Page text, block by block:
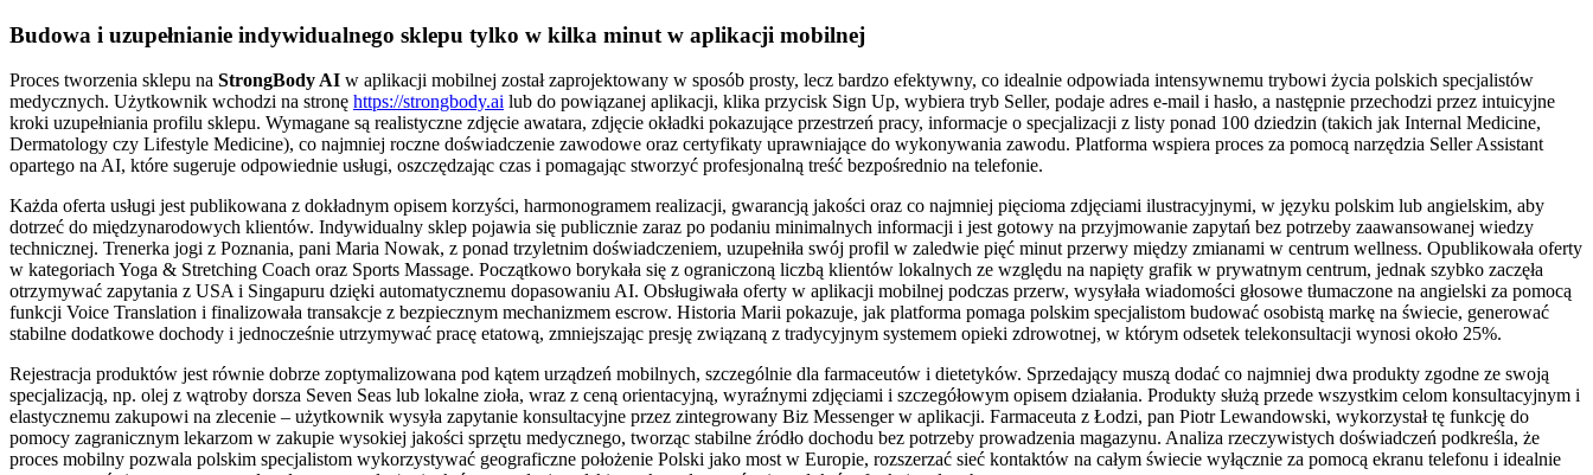
Budowa i uzupełnianie indywidualnego sklepu tylko w kilka minut w aplikacji mobilnej
Proces tworzenia sklepu na StrongBody AI w aplikacji mobilnej został zaprojektowany w sposób prosty, lecz bardzo efektywny, co idealnie odpowiada intensywnemu trybowi życia polskich specjalistów
medycznych. Użytkownik wchodzi na stronę https://strongbody.ai lub do powiązanej aplikacji, klika przycisk Sign Up, wybiera tryb Seller, podaje adres e-mail i hasło, a następnie przechodzi przez intuicyjne
kroki uzupełniania profilu sklepu. Wymagane są realistyczne zdjęcie awatara, zdjęcie okładki pokazujące przestrzeń pracy, informacje o specjalizacji z listy ponad 100 dziedzin (takich jak Internal Medicine,
Dermatology czy Lifestyle Medicine), co najmniej roczne doświadczenie zawodowe oraz certyfikaty uprawniające do wykonywania zawodu. Platforma wspiera proces za pomocą narzędzia Seller Assistant
opartego na AI, które sugeruje odpowiednie usługi, oszczędzając czas i pomagając stworzyć profesjonalną treść bezpośrednio na telefonie.
Każda oferta usługi jest publikowana z dokładnym opisem korzyści, harmonogramem realizacji, gwarancją jakości oraz co najmniej pięcioma zdjęciami ilustracyjnymi, w języku polskim lub angielskim, aby
dotrzeć do międzynarodowych klientów. Indywidualny sklep pojawia się publicznie zaraz po podaniu minimalnych informacji i jest gotowy na przyjmowanie zapytań bez potrzeby zaawansowanej wiedzy
technicznej. Trenerka jogi z Poznania, pani Maria Nowak, z ponad trzyletnim doświadczeniem, uzupełniła swój profil w zaledwie pięć minut przerwy między zmianami w centrum wellness. Opublikowała oferty
w kategoriach Yoga & Stretching Coach oraz Sports Massage. Początkowo borykała się z ograniczoną liczbą klientów lokalnych ze względu na napięty grafik w prywatnym centrum, jednak szybko zaczęła
otrzymywać zapytania z USA i Singapuru dzięki automatycznemu dopasowaniu AI. Obsługiwała oferty w aplikacji mobilnej podczas przerw, wysyłała wiadomości głosowe tłumaczone na angielski za pomocą
funkcji Voice Translation i finalizowała transakcje z bezpiecznym mechanizmem escrow. Historia Marii pokazuje, jak platforma pomaga polskim specjalistom budować osobistą markę na świecie, generować
stabilne dodatkowe dochody i jednocześnie utrzymywać pracę etatową, zmniejszając presję związaną z tradycyjnym systemem opieki zdrowotnej, w którym odsetek telekonsultacji wynosi około 25%.
Rejestracja produktów jest równie dobrze zoptymalizowana pod kątem urządzeń mobilnych, szczególnie dla farmaceutów i dietetyków. Sprzedający muszą dodać co najmniej dwa produkty zgodne ze swoją
specjalizacją, np. olej z wątroby dorsza Seven Seas lub lokalne zioła, wraz z ceną orientacyjną, wyraźnymi zdjęciami i szczegółowym opisem działania. Produkty służą przede wszystkim celom konsultacyjnym i
elastycznemu zakupowi na zlecenie – użytkownik wysyła zapytanie konsultacyjne przez zintegrowany Biz Messenger w aplikacji. Farmaceuta z Łodzi, pan Piotr Lewandowski, wykorzystał tę funkcję do
pomocy zagranicznym lekarzom w zakupie wysokiej jakości sprzętu medycznego, tworząc stabilne źródło dochodu bez potrzeby prowadzenia magazynu. Analiza rzeczywistych doświadczeń podkreśla, że
proces mobilny pozwala polskim specjalistom wykorzystywać geograficzne położenie Polski jako most w Europie, rozszerzać sieć kontaktów na całym świecie wyłącznie za pomocą ekranu telefonu i idealnie